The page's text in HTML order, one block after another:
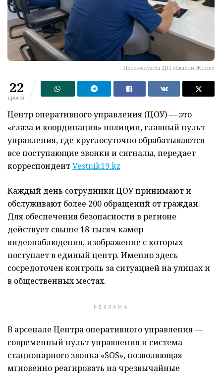
Пресс-служба ДП области Жетiсу
22
просм.
Центр оперативного управления (ЦОУ) — это
«глаза и координация» полиции, главный пульт
управления, где круглосуточно обрабатываются
все поступающие звонки и сигналы, передает
корреспондентVestnik19.kz
Каждый день сотрудники ЦОУ принимают и
обслуживают более 200 обращений от граждан.
Для обеспечения безопасности в регионе
действует свыше 18 тысяч камер
видеонаблюдения, изображение с которых
поступает в единый центр. Именно здесь
сосредоточен контроль за ситуацией на улицах и
в общественных местах.
РЕКЛАМА
В арсенале Центра оперативного управления —
современный пульт управления и система
стационарного звонка «SOS», позволяющая
мгновенно реагировать на чрезвычайные